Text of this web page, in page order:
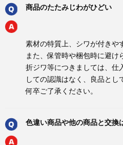
商品のたたみじわがひどい
素材の特質上、シワが付きや
また、保管時や梱包時に避け
折ジワ等につきましては、仕
しての認識はなく、良品とし
何卒ご了承ください。
色違い商品や他の商品と交換